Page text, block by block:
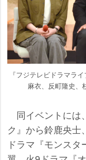
『フジテレビドラマラ
麻衣、反町隆史、
同イベントには
ク』から鈴鹿央士
ドラマ『モンス